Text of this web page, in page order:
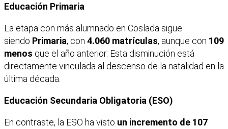
Educación Primaria
La etapa con más alumnado en Coslada sigue
siendo Primaria, con 4.060 matrículas, aunque con 109
menos que el año anterior. Esta disminución está
directamente vinculada al descenso de la natalidad en la
última década.
Educación Secundaria Obligatoria (ESO)
En contraste, la ESO ha visto un incremento de 107